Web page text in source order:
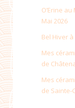
O’Erine
Mai 2026
Bel Hiver
Mes
de
Mes
de Sainte-